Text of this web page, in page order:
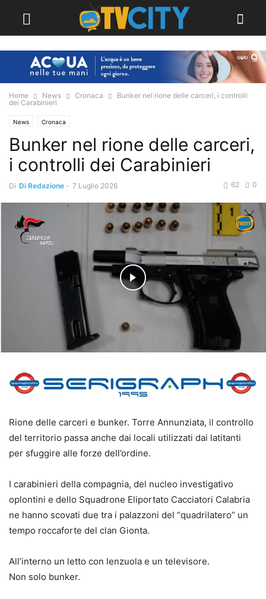
Home News Cronaca
Bunker nel rione delle carceri, i controlli
dei Carabinieri
News Cronaca
Bunker nel rione delle carceri,
i controlli dei Carabinieri
Di Di Redazione - 7 Luglio 2026 0
62
Rione delle carceri e bunker. Torre Annunziata, il controllo
del territorio passa anche dai locali utilizzati dai latitanti
per sfuggire alle forze dell’ordine.
I carabinieri della compagnia, del nucleo investigativo
oplontini e dello Squadrone Eliportato Cacciatori Calabria
ne hanno scovati due tra i palazzoni del “quadrilatero” un
tempo roccaforte del clan Gionta.
All’interno un letto con lenzuola e un televisore.
Non solo bunker.